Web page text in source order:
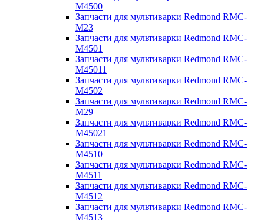
M4500
Запчасти для мультиварки Redmond RMC-
M23
Запчасти для мультиварки Redmond RMC-
M4501
Запчасти для мультиварки Redmond RMC-
M45011
Запчасти для мультиварки Redmond RMC-
M4502
Запчасти для мультиварки Redmond RMC-
M29
Запчасти для мультиварки Redmond RMC-
M45021
Запчасти для мультиварки Redmond RMC-
M4510
Запчасти для мультиварки Redmond RMC-
M4511
Запчасти для мультиварки Redmond RMC-
M4512
Запчасти для мультиварки Redmond RMC-
M4513